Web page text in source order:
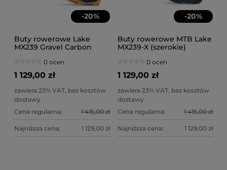
-20%
Buty rowerowe Lake
MX239 Gravel Carbon
0 ocen
1 129,00 zł
zawiera 23% VAT, bez kosztów
dostawy
Cena regularna:
1 415,00 zł
Najniższa cena: 1 129,00 zł
-20%
Buty rowerowe MTB Lake
MX239-X (szerokie)
0 ocen
1 129,00 zł
zawiera 23% VAT, bez kosztów
dostawy
Cena regularna:
1 415,00 zł
Najniższa cena: 1 129,00 zł